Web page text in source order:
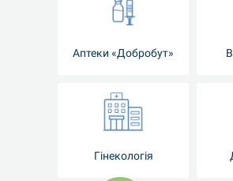
Аптеки «Добробут»
Гінекологія